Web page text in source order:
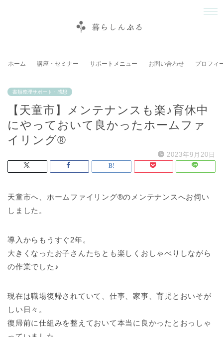
ホーム 講座・セミナー サポートメニュー お問い合わせ プロフィ
書類整理サポート・感想
【天童市】メンテナンスも楽♪育休中
にやっておいて良かったホームファ
イリング®
2023年9月20日
天童市へ、ホームファイリング®のメンテナンスへお伺い
しました。
導入からもうすぐ2年。
大きくなったお子さんたちとも楽しくおしゃべりしながら
の作業でした♪
現在は職場復帰されていて、仕事、家事、育児とおいそが
しい日々。
復帰前に仕組みを整えておいて本当に良かったとおっしゃ